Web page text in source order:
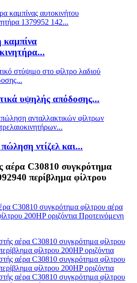
υψηλής απόδοσης...
ντίζελ και...
αέρα C30810 συγκρότημα
περίβλημα φίλτρου